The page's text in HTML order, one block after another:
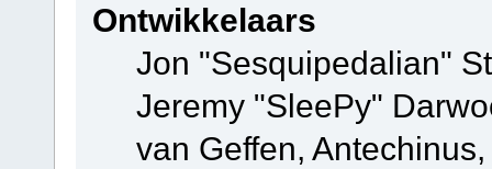
Ontwikkelaars
Jon "Sesquipedalian"
Jeremy "SleePy"
van Geffen,